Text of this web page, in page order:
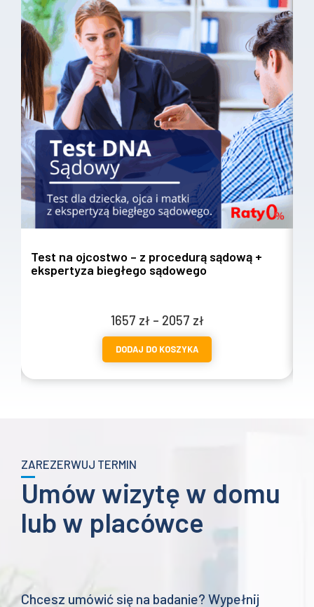
Test na ojcostwo – z procedurą sądową +
ekspertyza biegłego sądowego
1657 zł – 2057 złZakres
cen:
DODAJ DO KOSZYKA
ZAREZERWUJ TERMIN
Umów wizytę w domu
lub w placówce
Chcesz umówić się na badanie? Wypełnij